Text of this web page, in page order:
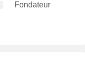
Fondateur